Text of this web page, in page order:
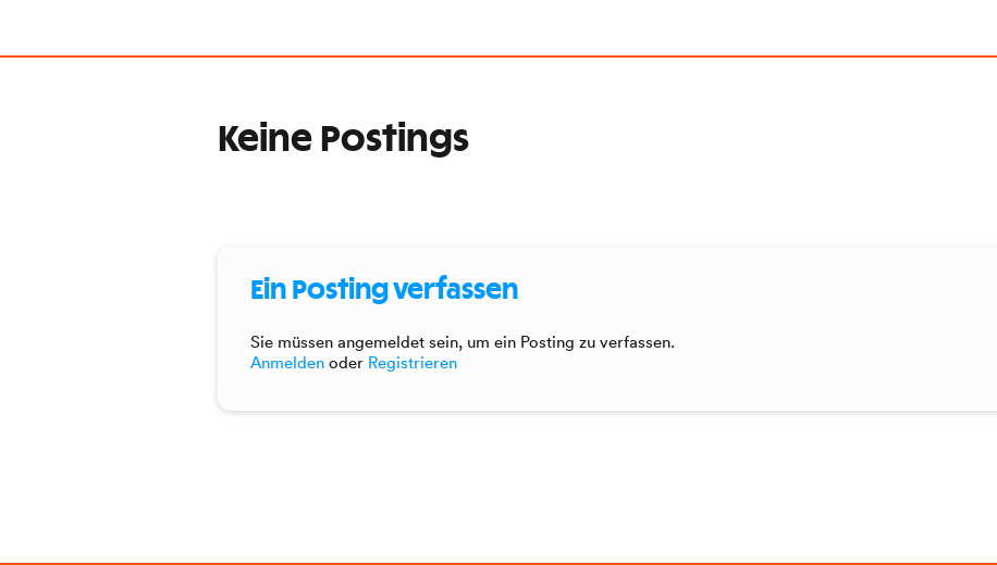
Keine Postings
Ein Posting verfassen
Sie müssen angemeldet sein, um ein Posting zu verfassen.
Anmelden oder Registrieren